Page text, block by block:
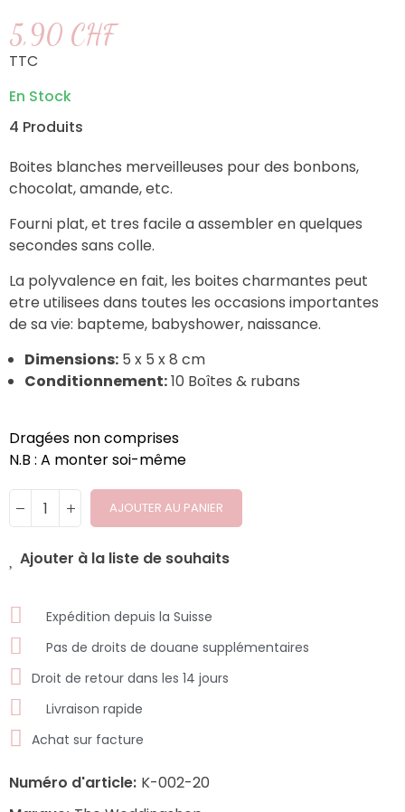
5,90 CHF
TTC
En Stock
4 Produits
Boites blanches merveilleuses pour des bonbons,
chocolat, amande, etc.
Fourni plat, et tres facile a assembler en quelques
secondes sans colle.
La polyvalence en fait, les boites charmantes peut
etre utilisees dans toutes les occasions importantes
de sa vie: bapteme, babyshower, naissance.
Dimensions: 5 x 5 x 8 cm
Conditionnement:10 Boîtes & rubans
Dragées non comprises
N.B : A monter soi-même
AJOUTER AU PANIER
Ajouter à la liste de souhaits
Expédition depuis la Suisse
Pas de droits de douane supplémentaires
Droit de retour dans les 14 jours
Livraison rapide
Achat sur facture
Numéro d'article: K-002-20